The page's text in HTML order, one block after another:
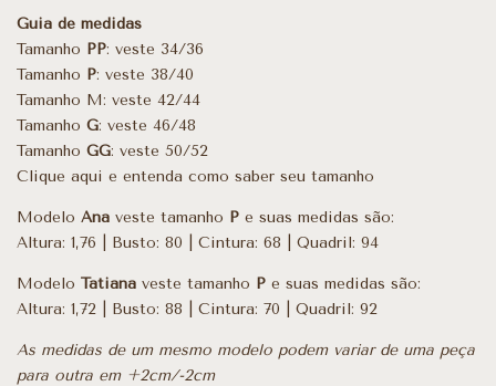
Guia de medidas
Tamanho PP: veste 34/36
Tamanho P: veste 38/40
Tamanho M: veste 42/44
Tamanho G: veste 46/48
Tamanho GG: veste 50/52
Clique aqui e entenda como saber seu tamanho
Modelo Ana veste tamanho P e suas medidas são:
Altura: 1,76 | Busto: 80 | Cintura: 68 | Quadril: 94
Modelo Tatiana veste tamanho P e suas medidas são:
Altura: 1,72 | Busto: 88 | Cintura: 70 | Quadril: 92
As medidas de um mesmo modelo podem variar de uma peça
para outra em +2cm/-2cm